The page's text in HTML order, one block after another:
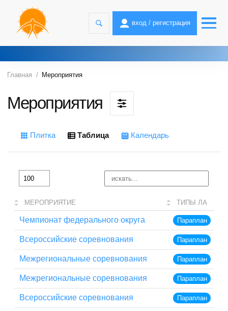
вход / регистрация
Главная Мероприятия
Мероприятия
Плитка Таблица Календарь
МЕРОПРИЯТИЕ ТИПЫ ЛА
Чемпионат федерального округа Параплан
Всероссийские соревнования Параплан
Межрегиональные соревнования Параплан
Межрегиональные соревнования Параплан
Всероссийские соревнования Параплан